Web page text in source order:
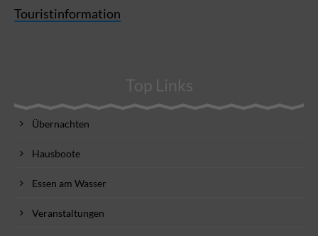
Touristinformation
Top Links
Übernachten
Hausboote
Essen am Wasser
Veranstaltungen